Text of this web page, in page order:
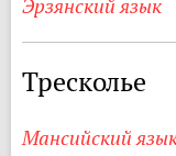
Эрзянский язык
Тресколье
Мансийский